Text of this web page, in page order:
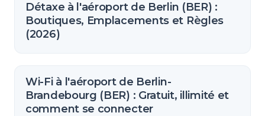
Détaxe à l'aéroport de Berlin (BER) :
Boutiques, Emplacements et Règles
(2026)
Wi-Fi à l'aéroport de Berlin-
Brandebourg (BER) : Gratuit, illimité et
comment se connecter